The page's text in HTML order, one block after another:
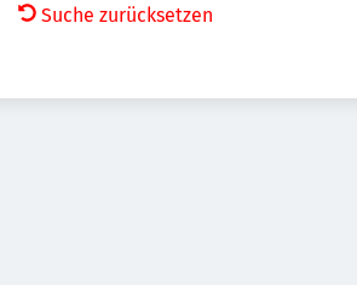
Suche zurücksetzen